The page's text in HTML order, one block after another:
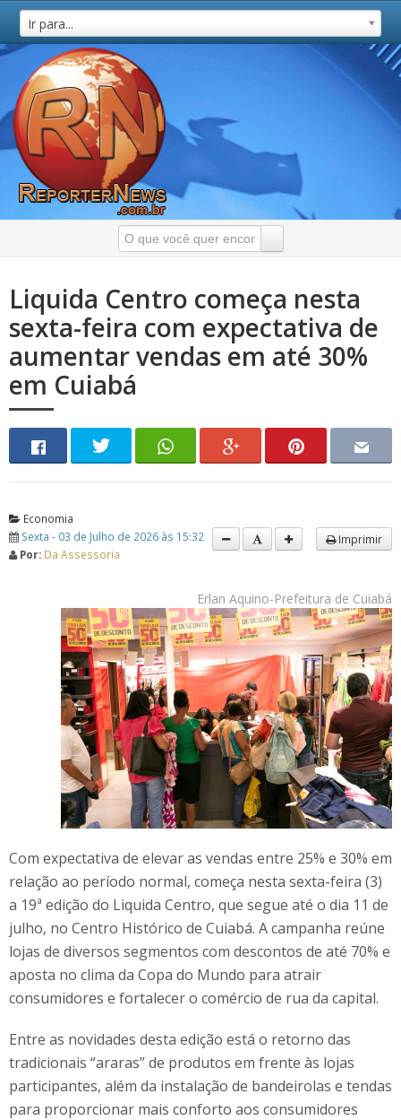
Ir para...
Liquida Centro começa nesta
sexta-feira com expectativa de
aumentar vendas em até 30%
em Cuiabá
Economia
Sexta - 03 de Julho de 2026 às 15:32
Por: Da Assessoria
Imprimir
Erlan Aquino-Prefeitura de Cuiabá
Com expectativa de elevar as vendas entre 25% e 30% em
relação ao período normal, começa nesta sexta-feira (3)
a 19ª edição do Liquida Centro, que segue até o dia 11 de
julho, no Centro Histórico de Cuiabá. A campanha reúne
lojas de diversos segmentos com descontos de até 70% e
aposta no clima da Copa do Mundo para atrair
consumidores e fortalecer o comércio de rua da capital.
Entre as novidades desta edição está o retorno das
tradicionais “araras” de produtos em frente às lojas
participantes, além da instalação de bandeirolas e tendas
para proporcionar mais conforto aos consumidores